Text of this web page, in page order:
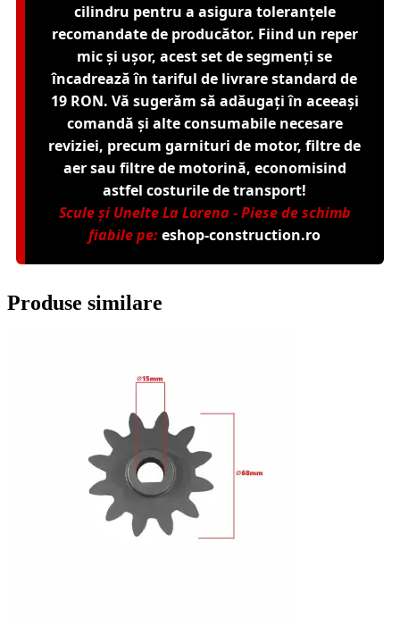
cilindru pentru a asigura toleranțele
recomandate de producător. Fiind un reper
mic și ușor, acest set de segmenți se
încadrează în tariful de livrare standard de
19 RON. Vă sugerăm să adăugați în aceeași
comandă și alte consumabile necesare
reviziei, precum garnituri de motor, filtre de
aer sau filtre de motorină, economisind
astfel costurile de transport!
Scule și Unelte La Lorena - Piese de schimb
fiabile pe:eshop-construction.ro
Produse similare